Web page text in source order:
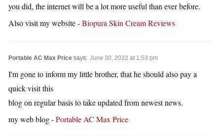
you did, the internet will be a lot more useful than ever before.
Also visit my website -Biopura Skin Cream Reviews
Portable AC Max Price says: June 30, 2022 at 1:53 pm
I'm gone to inform my little brother, that he should also pay a
quick visit this
blog on regular basis to take updated from newest news.
my web blog -Portable AC Max Price